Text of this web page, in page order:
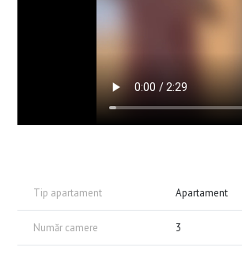
Tip apartament Apartament
Număr camere 3